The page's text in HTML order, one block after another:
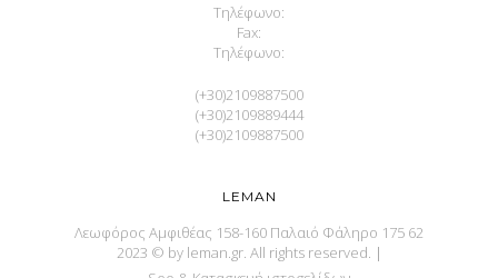
Τηλέφωνο:
Fax:
Τηλέφωνο:
(+30)2109887500
(+30)2109889444
(+30)2109887500
LEMAN
Λεωφόρος Αμφιθέας 158-160 Παλαιό Φάληρο 175 62
2023 © by leman.gr. All rights reserved. |